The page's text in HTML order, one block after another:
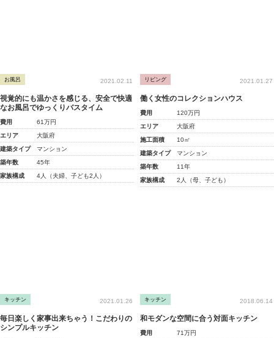
お風呂 2021.02.11
視覚的にも温かさを感じる、安全で快適
なお風呂でゆっくりバスタイム
費用
61万円
エリア
大阪府
建築タイプ
マンション
築年数
45年
家族構成
4人（夫婦、子ども2人）
リビング 2021.01.27
働く女性のコレクションハウス
費用
120万円
エリア
大阪府
施工面積
10㎡
建築タイプ
マンション
築年数
11年
家族構成
2人（母、子ども）
キッチン 2021.01.26
毎日楽しく家事出来ちゃう！こだわりの
シンプルキッチン
キッチン 2018.06.14
和モダンな空間に合う対面キッチン
費用
71万円